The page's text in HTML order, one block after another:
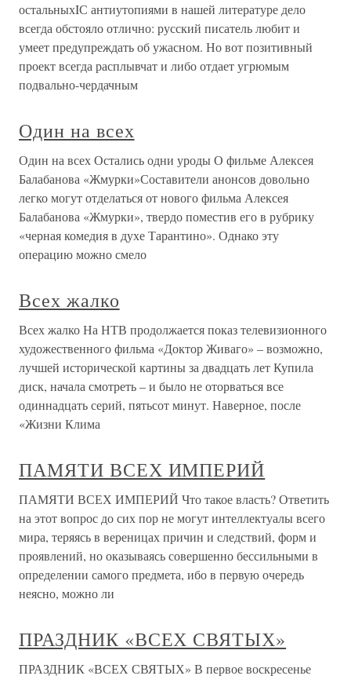
остальныхIС антиутопиями в нашей литературе дело
всегда обстояло отлично: русский писатель любит и
умеет предупреждать об ужасном. Но вот позитивный
проект всегда расплывчат и либо отдает угрюмым
подвально-чердачным
Один на всех
Один на всех Остались одни уроды О фильме Алексея
Балабанова «Жмурки»Составители анонсов довольно
легко могут отделаться от нового фильма Алексея
Балабанова «Жмурки», твердо поместив его в рубрику
«черная комедия в духе Тарантино». Однако эту
операцию можно смело
Всех жалко
Всех жалко На НТВ продолжается показ телевизионного
художественного фильма «Доктор Живаго» – возможно,
лучшей исторической картины за двадцать лет Купила
диск, начала смотреть – и было не оторваться все
одиннадцать серий, пятьсот минут. Наверное, после
«Жизни Клима
ПАМЯТИ ВСЕХ ИМПЕРИЙ
ПАМЯТИ ВСЕХ ИМПЕРИЙ Что такое власть? Ответить
на этот вопрос до сих пор не могут интеллектуалы всего
мира, теряясь в вереницах причин и следствий, форм и
проявлений, но оказываясь совершенно бессильными в
определении самого предмета, ибо в первую очередь
неясно, можно ли
ПРАЗДНИК «ВСЕХ СВЯТЫХ»
ПРАЗДНИК «ВСЕХ СВЯТЫХ» В первое воскресенье